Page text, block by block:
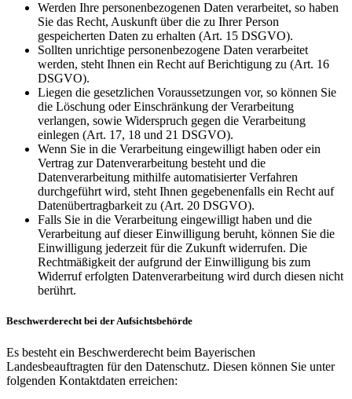
Werden Ihre personenbezogenen Daten verarbeitet, so haben
Sie das Recht, Auskunft über die zu Ihrer Person
gespeicherten Daten zu erhalten (Art. 15 DSGVO).
Sollten unrichtige personenbezogene Daten verarbeitet
werden, steht Ihnen ein Recht auf Berichtigung zu (Art. 16
DSGVO).
Liegen die gesetzlichen Voraussetzungen vor, so können Sie
die Löschung oder Einschränkung der Verarbeitung
verlangen, sowie Widerspruch gegen die Verarbeitung
einlegen (Art. 17, 18 und 21 DSGVO).
Wenn Sie in die Verarbeitung eingewilligt haben oder ein
Vertrag zur Datenverarbeitung besteht und die
Datenverarbeitung mithilfe automatisierter Verfahren
durchgeführt wird, steht Ihnen gegebenenfalls ein Recht auf
Datenübertragbarkeit zu (Art. 20 DSGVO).
Falls Sie in die Verarbeitung eingewilligt haben und die
Verarbeitung auf dieser Einwilligung beruht, können Sie die
Einwilligung jederzeit für die Zukunft widerrufen. Die
Rechtmäßigkeit der aufgrund der Einwilligung bis zum
Widerruf erfolgten Datenverarbeitung wird durch diesen nicht
berührt.
Beschwerderecht bei der Aufsichtsbehörde
Es besteht ein Beschwerderecht beim Bayerischen
Landesbeauftragten für den Datenschutz. Diesen können Sie unter
folgenden Kontaktdaten erreichen: